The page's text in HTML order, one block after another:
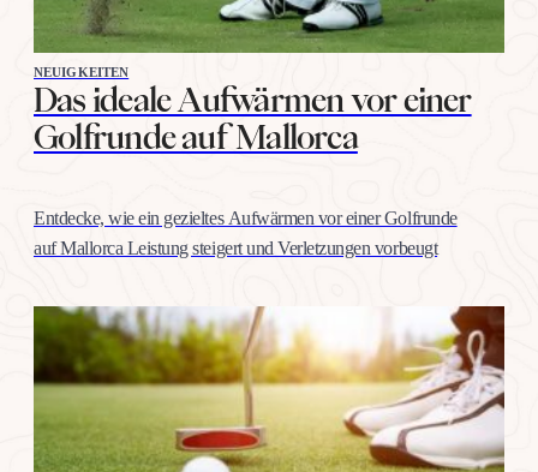
NEUIGKEITEN
Das ideale Aufwärmen vor einer
Golfrunde auf Mallorca
Entdecke, wie ein gezieltes Aufwärmen vor einer Golfrunde
auf Mallorca Leistung steigert und Verletzungen vorbeugt